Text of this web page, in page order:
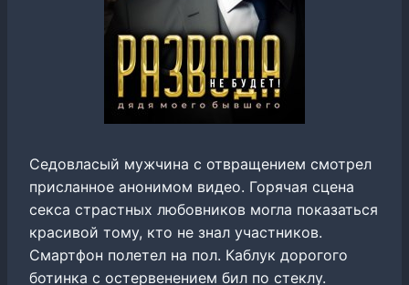
Седовласый мужчина с отвращением смотрел
присланное анонимом видео. Горячая сцена
секса страстных любовников могла показаться
красивой тому, кто не знал участников.
Смартфон полетел на пол. Каблук дорогого
ботинка с остервенением бил по стеклу.